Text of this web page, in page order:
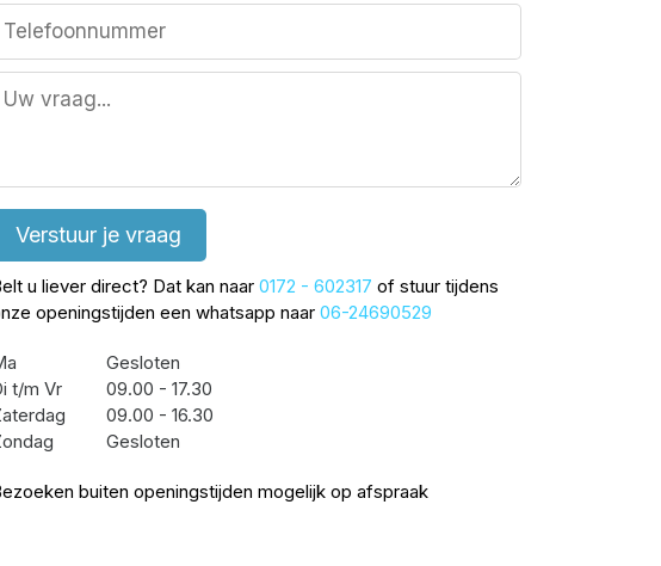
Verstuur je vraag
u liever direct? Dat kan naar 0172 - 602317 of stuur tijdens
openingstijden een whatsapp naar 06-24690529
Gesloten
t/m Vr
09.00 - 17.30
09.00 - 16.30
Gesloten
buiten openingstijden mogelijk op afspraak